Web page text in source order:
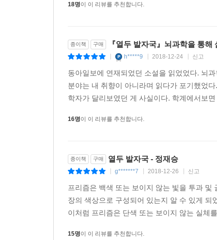
18명이 이 리뷰를 추천합니다.
종이책 구매 『열두 발자국』뇌과학을 통
h*****9 2018-12-24 신고
동아일보에 연재되었던 소설을 읽었었다. 뇌
분야는 내 취향이 아니라며 읽다가 포기했었
학자가 달리보였던 게 사실이다. 학계에서보
16명이 이 리뷰를 추천합니다.
종이책 구매 열두 발자국 - 정재승
g*******7 2018-12-26 신고
프리즘은 백색 또는 보이지 않는 빛을 투과
장의 색상으로 구성되어 있는지 알 수 있게
이처럼 프리즘은 단색 또는 보이지 않는 실체
15명이 이 리뷰를 추천합니다.